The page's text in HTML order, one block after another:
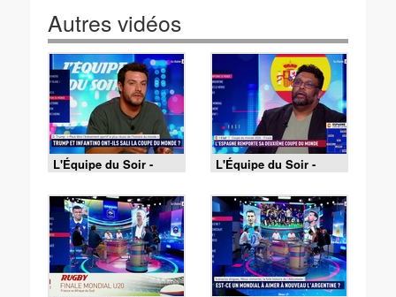
Autres vidéos
L'Équipe du Soir -
Episode du 18 juillet
L'Équipe du Soir -
Episode du 19 juillet